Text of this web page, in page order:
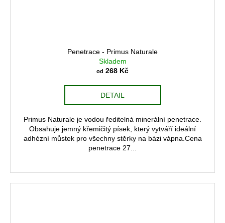
Penetrace - Primus Naturale
Skladem
od 268 Kč
DETAIL
Primus Naturale je vodou ředitelná minerální penetrace.
Obsahuje jemný křemičitý písek, který vytváří ideální
adhézní můstek pro všechny stěrky na bázi vápna.Cena
penetrace 27...